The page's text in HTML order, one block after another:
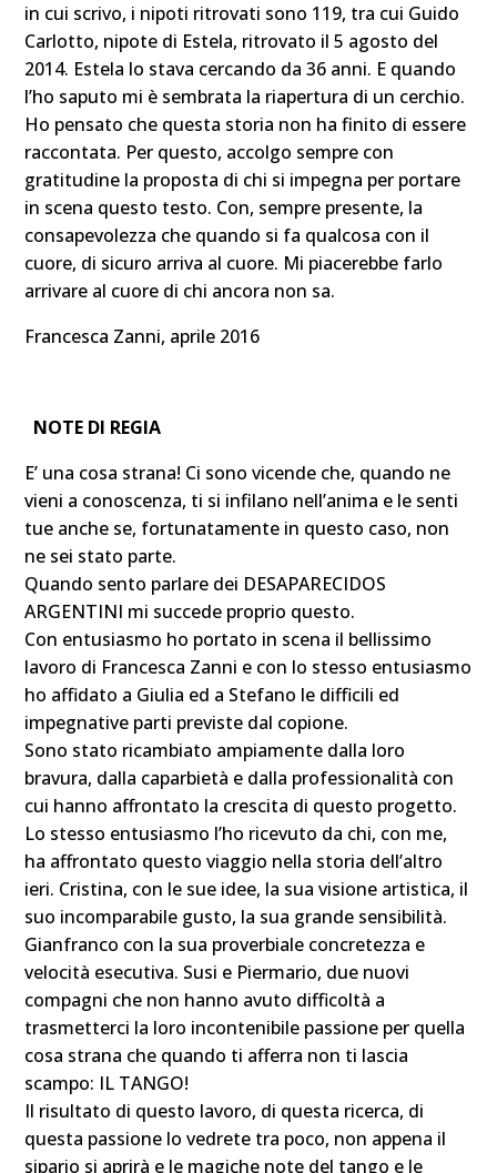
in cui scrivo, i nipoti ritrovati sono 119, tra cui Guido
Carlotto, nipote di Estela, ritrovato il 5 agosto del
2014. Estela lo stava cercando da 36 anni. E quando
l’ho saputo mi è sembrata la riapertura di un cerchio.
Ho pensato che questa storia non ha finito di essere
raccontata. Per questo, accolgo sempre con
gratitudine la proposta di chi si impegna per portare
in scena questo testo. Con, sempre presente, la
consapevolezza che quando si fa qualcosa con il
cuore, di sicuro arriva al cuore. Mi piacerebbe farlo
arrivare al cuore di chi ancora non sa.
Francesca Zanni, aprile 2016
NOTE DI REGIA
E’ una cosa strana! Ci sono vicende che, quando ne
vieni a conoscenza, ti si infilano nell’anima e le senti
tue anche se, fortunatamente in questo caso, non
ne sei stato parte.
Quando sento parlare dei DESAPARECIDOS
ARGENTINI mi succede proprio questo.
Con entusiasmo ho portato in scena il bellissimo
lavoro di Francesca Zanni e con lo stesso entusiasmo
ho affidato a Giulia ed a Stefano le difficili ed
impegnative parti previste dal copione.
Sono stato ricambiato ampiamente dalla loro
bravura, dalla caparbietà e dalla professionalità con
cui hanno affrontato la crescita di questo progetto.
Lo stesso entusiasmo l’ho ricevuto da chi, con me,
ha affrontato questo viaggio nella storia dell’altro
ieri. Cristina, con le sue idee, la sua visione artistica, il
suo incomparabile gusto, la sua grande sensibilità.
Gianfranco con la sua proverbiale concretezza e
velocità esecutiva. Susi e Piermario, due nuovi
compagni che non hanno avuto difficoltà a
trasmetterci la loro incontenibile passione per quella
cosa strana che quando ti afferra non ti lascia
scampo: IL TANGO!
Il risultato di questo lavoro, di questa ricerca, di
questa passione lo vedrete tra poco, non appena il
sipario si aprirà e le magiche note del tango e le